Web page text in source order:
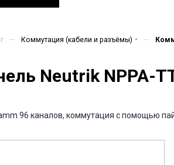
— Коммутация (кабели и разъёмы) —
Neutrik NPPA-
96 каналов, коммутация с помощью